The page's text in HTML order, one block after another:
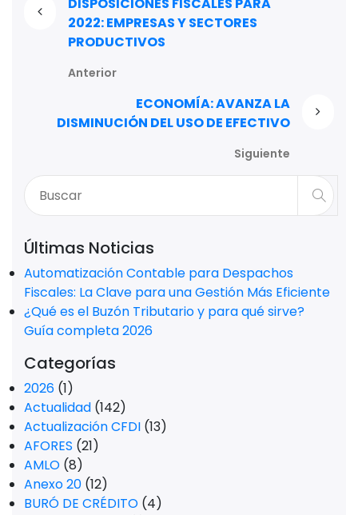
2022: EMPRESAS Y SECTORES
PRODUCTIVOS
Anterior
ECONOMÍA: AVANZA LA
DISMINUCIÓN DEL USO DE EFECTIVO
Siguiente
Últimas Noticias
Automatización Contable para Despachos
Fiscales: La Clave para una Gestión Más Eficiente
¿Qué es el Buzón Tributario y para qué sirve?
Guía completa 2026
Categorías
2026 (1)
Actualidad (142)
Actualización CFDI (13)
AFORES (21)
AMLO (8)
Anexo 20 (12)
BURÓ DE CRÉDITO (4)